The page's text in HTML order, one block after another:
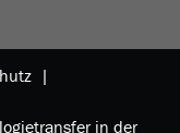
|
in der